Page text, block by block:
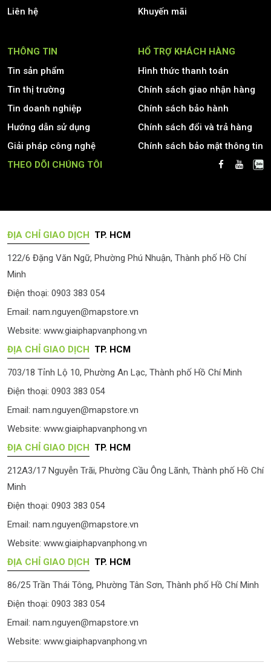
Liên hệ
Khuyến mãi
THÔNG TIN
Tin sản phẩm
Tin thị trường
Tin doanh nghiệp
Hướng dẫn sử dụng
Giải pháp công nghệ
HỔ TRỢ KHÁCH HÀNG
Hình thức thanh toán
Chính sách giao nhận hàng
Chính sách bảo hành
Chính sách đổi và trả hàng
Chính sách bảo mật thông tin
THEO DÕI CHÚNG TÔI
ĐỊA CHỈ GIAO DỊCH TP. HCM
122/6 Đặng Văn Ngữ, Phường Phú Nhuận, Thành phố Hồ Chí
Minh
Điện thoại: 0903 383 054
Email: nam.nguyen@mapstore.vn
Website: www.giaiphapvanphong.vn
ĐỊA CHỈ GIAO DỊCH TP. HCM
703/18 Tỉnh Lộ 10, Phường An Lạc, Thành phố Hồ Chí Minh
Điện thoại: 0903 383 054
Email: nam.nguyen@mapstore.vn
Website: www.giaiphapvanphong.vn
ĐỊA CHỈ GIAO DỊCH TP. HCM
212A3/17 Nguyễn Trãi, Phường Cầu Ông Lãnh, Thành phố Hồ Chí
Minh
Điện thoại: 0903 383 054
Email: nam.nguyen@mapstore.vn
Website: www.giaiphapvanphong.vn
ĐỊA CHỈ GIAO DỊCH TP. HCM
86/25 Trần Thái Tông, Phường Tân Sơn, Thành phố Hồ Chí Minh
Điện thoại: 0903 383 054
Email: nam.nguyen@mapstore.vn
Website: www.giaiphapvanphong.vn